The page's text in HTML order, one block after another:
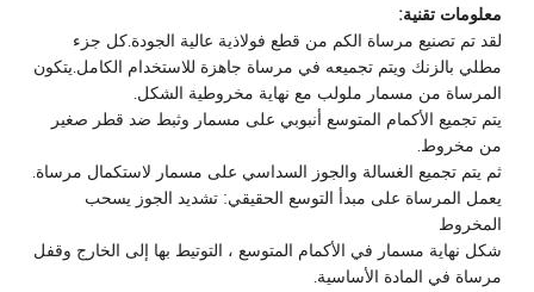
معلومات تقنية:
لقد تم تصنيع مرساة الكم من قطع فولاذية عالية الجودة.كل جزء
مطلي بالزنك ويتم تجميعه في مرساة جاهزة للاستخدام الكامل.يتكون
المرساة من مسمار ملولب مع نهاية مخروطية الشكل.
يتم تجميع الأكمام المتوسع أنبوبي على مسمار وثبط ضد قطر صغير
من مخروط.
ثم يتم تجميع الغسالة والجوز السداسي على مسمار لاستكمال مرساة.
يعمل المرساة على مبدأ التوسع الحقيقي: تشديد الجوز يسحب
المخروط
شكل نهاية مسمار في الأكمام المتوسع ، التوتيط بها إلى الخارج وقفل
مرساة في المادة الأساسية.